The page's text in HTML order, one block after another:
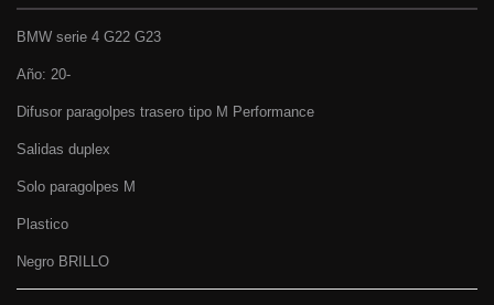
BMW serie 4 G22 G23
Año: 20-
Difusor paragolpes trasero tipo M Performance
Salidas duplex
Solo paragolpes M
Plastico
Negro BRILLO